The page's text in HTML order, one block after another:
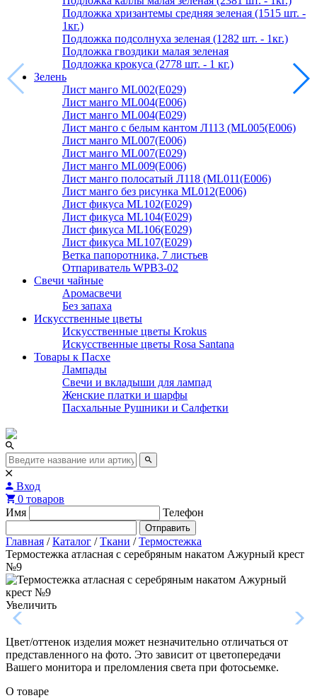
Подложка хризантемы средняя зеленая (1515 шт. -
1кг.)
Подложка подсолнуха зеленая (1282 шт. - 1кг.)
Подложка гвоздики малая зеленая
Подложка крокуса (2778 шт. - 1 кг.)
Зелень
Лист манго ML002(E029)
Лист манго ML004(E006)
Лист манго ML004(E029)
Лист манго с белым кантом Л113 (ML005(E006)
Лист манго ML007(E006)
Лист манго ML007(E029)
Лист манго ML009(E006)
Лист манго полосатый Л118 (ML011(E006)
Лист манго без рисунка ML012(E006)
Лист фикуса ML102(E029)
Лист фикуса ML104(E029)
Лист фикуса ML106(E029)
Лист фикуса ML107(E029)
Ветка папоротника, 7 листьев
Отпариватель WPB3-02
Свечи чайные
Аромасвечи
Без запаха
Искусственные цветы
Искусственные цветы Krokus
Искусственные цветы Rosa Santana
Товары к Пасхе
Лампады
Свечи и вкладыши для лампад
Женские платки и шарфы
Пасхальные Рушники и Салфетки
Вход
0 товаров
Имя
Телефон
Отправить
Главная / Каталог / Ткани / Термостежка
Термостежка атласная с серебряным накатом Ажурный крест
№9
Увеличить
Цвет/оттенок изделия может незначительно отличаться от
представленного на фото. Это зависит от цветопередачи
Вашего монитора и преломления света при фотосьемке.
О товаре